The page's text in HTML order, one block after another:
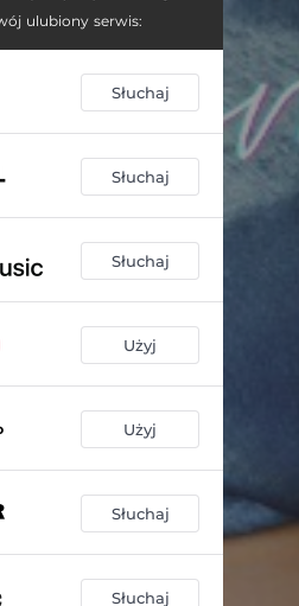
ulubiony serwis:
Słuchaj
Słuchaj
Słuchaj
Użyj
Użyj
Słuchaj
Słuchaj